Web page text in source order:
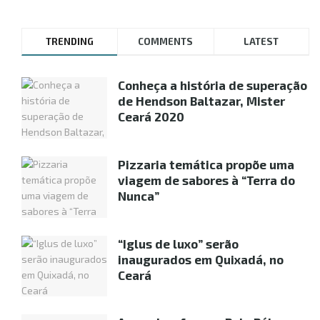
TRENDING COMMENTS LATEST
Conheça a história de superação
de Hendson Baltazar, Mister
Ceará 2020
Pizzaria temática propõe uma
viagem de sabores à “Terra do
Nunca”
“Iglus de luxo” serão
inaugurados em Quixadá, no
Ceará